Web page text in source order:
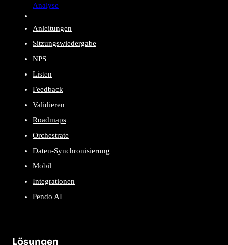
Analyse
Anleitungen
Sitzungswiedergabe
NPS
Listen
Feedback
Validieren
Roadmaps
Orchestrate
Daten-Synchronisierung
Mobil
Integrationen
Pendo AI
Lösungen